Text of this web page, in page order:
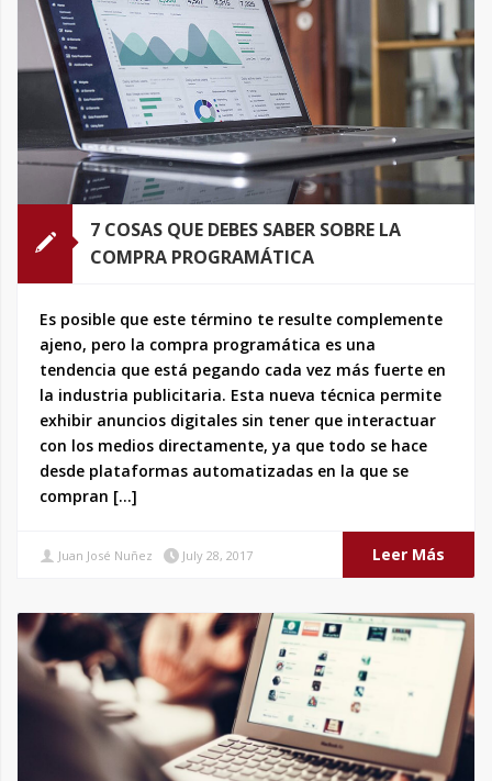
7 COSAS QUE DEBES SABER SOBRE LA
COMPRA PROGRAMÁTICA
Es posible que este término te resulte complemente
ajeno, pero la compra programática es una
tendencia que está pegando cada vez más fuerte en
la industria publicitaria. Esta nueva técnica permite
exhibir anuncios digitales sin tener que interactuar
con los medios directamente, ya que todo se hace
desde plataformas automatizadas en la que se
compran […]
Juan José Nuñez July 28, 2017 Leer Más